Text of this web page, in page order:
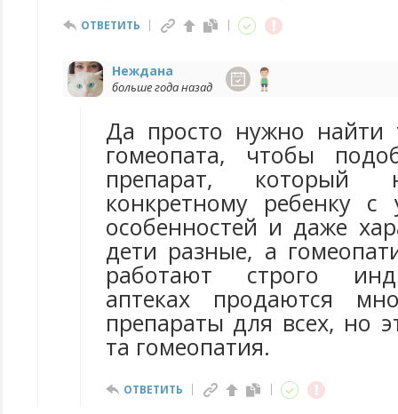
ОТВЕТИТЬ
Неждана
больше года назад
Да просто нужно найти
гомеопата, чтобы
препарат, который
конкретному ребенку с
особенностей и даже
дети разные, а
работают строго
аптеках продаются
препараты для всех, но
та гомеопатия.
ОТВЕТИТЬ